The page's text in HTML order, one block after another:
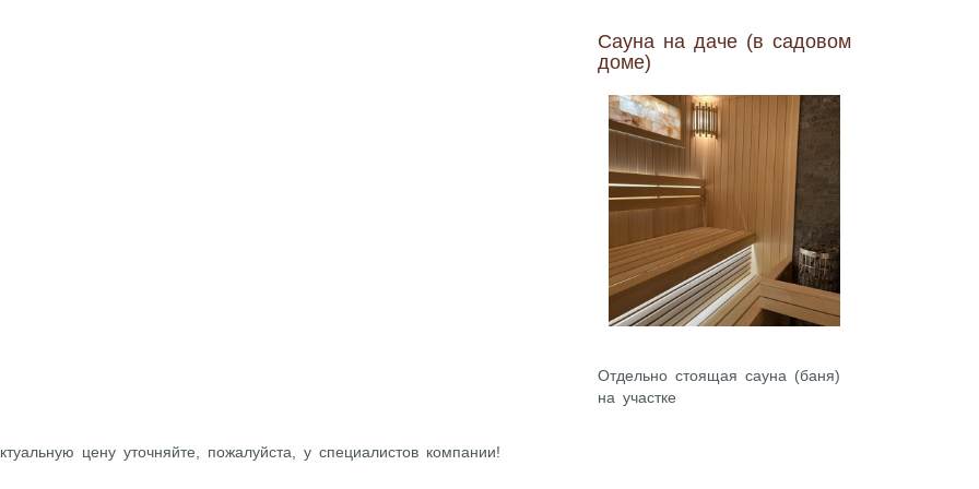
Сауна на даче (в садовом
доме)
Отдельно стоящая сауна (баня)
на участке
цену уточняйте, пожалуйста, у специалистов компании!